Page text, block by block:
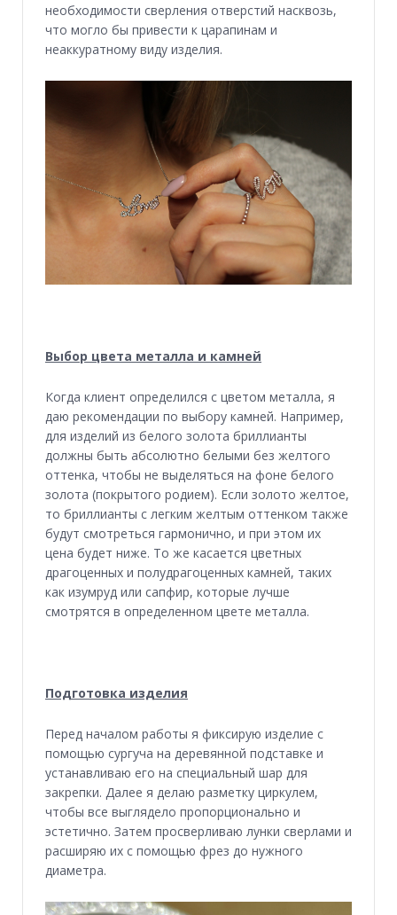
необходимости сверления отверстий насквозь,
что могло бы привести к царапинам и
неаккуратному виду изделия.
Выбор цвета металла и камней
Когда клиент определился с цветом металла, я
даю рекомендации по выбору камней. Например,
для изделий из белого золота бриллианты
должны быть абсолютно белыми без желтого
оттенка, чтобы не выделяться на фоне белого
золота (покрытого родием). Если золото желтое,
то бриллианты с легким желтым оттенком также
будут смотреться гармонично, и при этом их
цена будет ниже. То же касается цветных
драгоценных и полудрагоценных камней, таких
как изумруд или сапфир, которые лучше
смотрятся в определенном цвете металла.
Подготовка изделия
Перед началом работы я фиксирую изделие с
помощью сургуча на деревянной подставке и
устанавливаю его на специальный шар для
закрепки. Далее я делаю разметку циркулем,
чтобы все выглядело пропорционально и
эстетично. Затем просверливаю лунки сверлами и
расширяю их с помощью фрез до нужного
диаметра.